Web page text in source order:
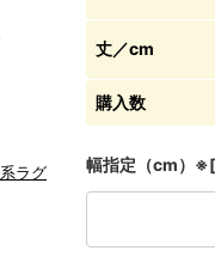
ラグ
丈／cm
購入数
幅指定（cm）